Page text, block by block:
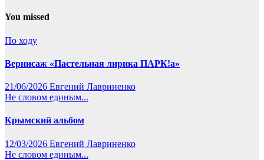
You missed
По ходу
Вернисаж «Пастельная лирика ПАРК!а»
21/06/2026 Евгений Лавриненко
Не словом единым...
Крымский альбом
12/03/2026 Евгений Лавриненко
Не словом единым...